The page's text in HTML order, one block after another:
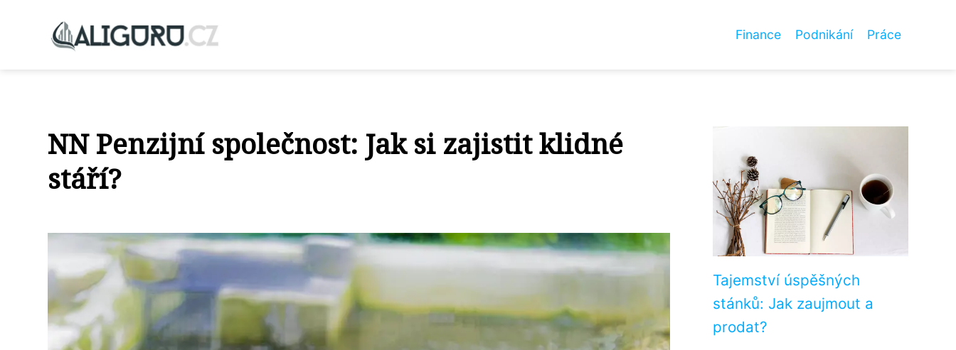
Finance Podnikání Práce
NN Penzijní společnost: Jak si zajistit klidné
stáří?
Tajemství úspěšných
stánků: Jak zaujmout a
prodat?